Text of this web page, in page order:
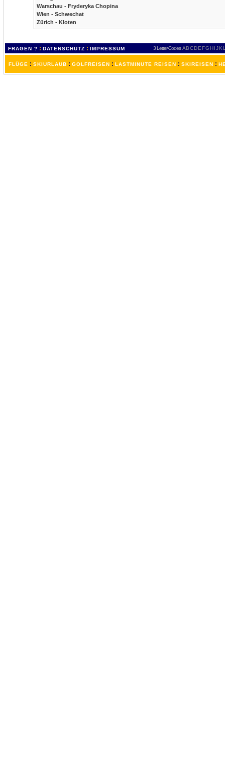
Warschau - Fryderyka Chopina
Wien - Schwechat
Zürich - Kloten
FRAGEN ? : DATENSCHUTZ : IMPRESSUM 3 Letter-Codes ABCDEFGH IJKL
FLÜGE : SKIURLAUB : GOLFREISEN : LASTMINUTE REISEN : SKIREISEN :